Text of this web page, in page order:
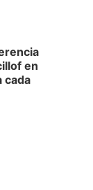
en
cada